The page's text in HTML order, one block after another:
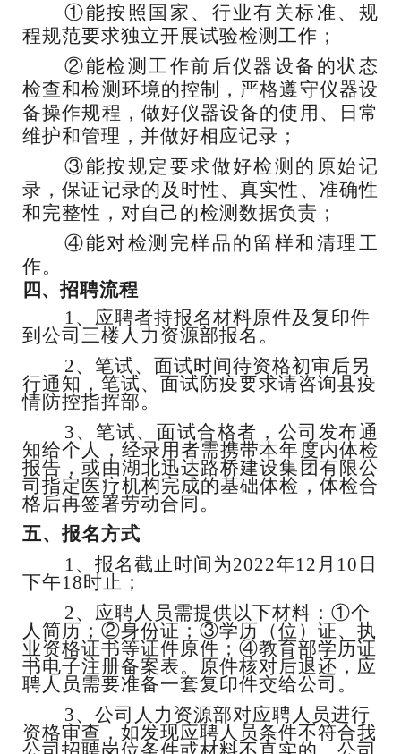
①能按照国家、行业有关标准、规
程规范要求独立开展试验检测工作；
②能检测工作前后仪器设备的状态
检查和检测环境的控制，严格遵守仪器设
备操作规程，做好仪器设备的使用、日常
维护和管理，并做好相应记录；
③能按规定要求做好检测的原始记
录，保证记录的及时性、真实性、准确性
和完整性，对自己的检测数据负责；
④能对检测完样品的留样和清理工
作。
四、招聘流程
1、 应聘者持报名材料原件及复印件
到公司三楼人力资源部报名。
2、笔试、面试时间待资格初审后另
行通知，笔试、面试防疫要求请咨询县疫
情防控指挥部。
3、笔试、面试合格者，公司发布通
知给个人，经录用者需携带本年度内体检
报告，或由湖北迅达路桥建设集团有限公
司指定医疗机构完成的基础体检，体检合
格后再签署劳动合同。
五、报名方式
1、报名截止时间为2022年12月10日
下午18时止；
2、应聘人员需提供以下材料：①个
人简历；②身份证；③学历（位）证、执
业资格证书等证件原件；④教育部学历证
书电子注册备案表。原件核对后退还，应
聘人员需要准备一套复印件交给公司。
3、公司人力资源部对应聘人员进行
资格审查，如发现应聘人员条件不符合我